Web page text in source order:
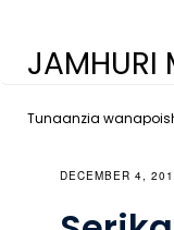
JAMHURI
Tunaanzia
DECEMBER 4,